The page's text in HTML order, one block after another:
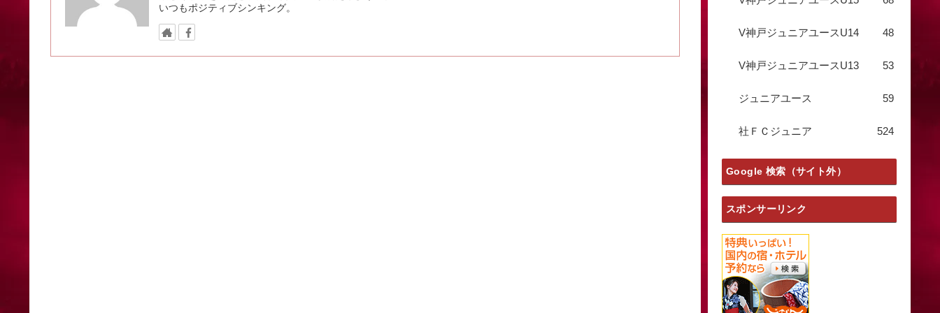
いつもポジティブシンキング。
V神戸ジュニアユースU14 48
V神戸ジュニアユースU13 53
ジュニアユース 59
社ＦＣジュニア 524
Google 検索（サイト外）
スポンサーリンク